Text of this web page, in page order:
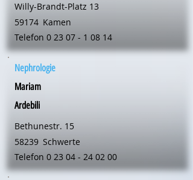
Willy-Brandt-Platz 13
59174 Kamen
Telefon 0 23 07 - 1 08 14
Nephrologie
Mariam
Ardebili
Bethunestr. 15
58239 Schwerte
Telefon 0 23 04 - 24 02 00